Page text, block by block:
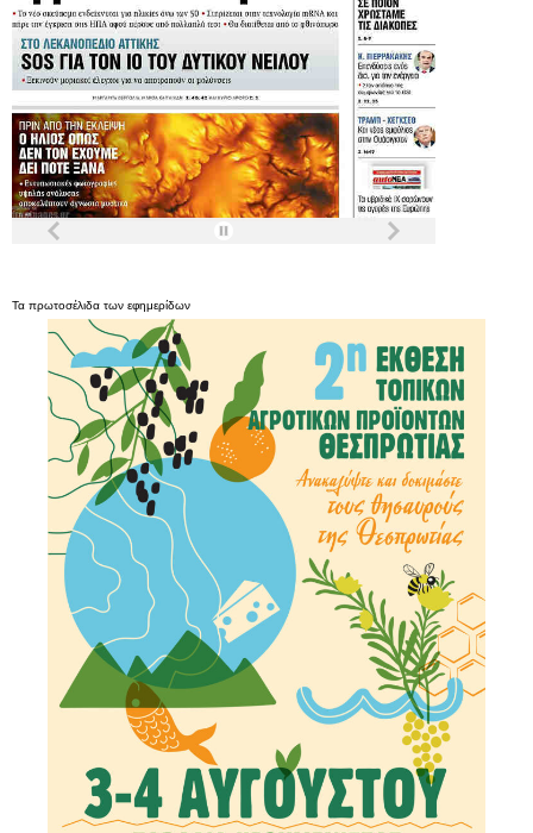
Τα πρωτοσέλιδα των εφημερίδων